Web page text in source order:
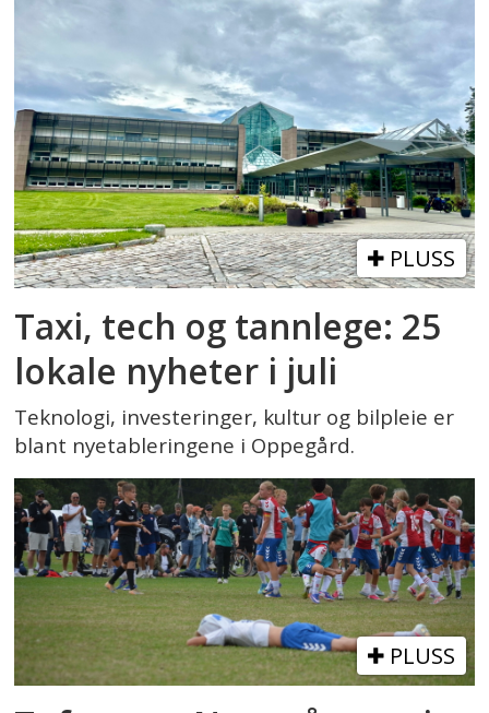
PLUSS
Taxi, tech og tannlege: 25
lokale nyheter i juli
Teknologi, investeringer, kultur og bilpleie er
blant nyetableringene i Oppegård.
PLUSS